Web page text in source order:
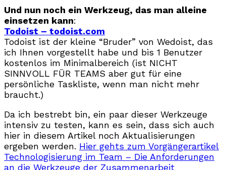
Und nun noch ein Werkzeug, das man alleine
einsetzen kann:
Todoist – todoist.com
Todoist ist der kleine “Bruder” von Wedoist, das
ich Ihnen vorgestellt habe und bis 1 Benutzer
kostenlos im Minimalbereich (ist NICHT
SINNVOLL FÜR TEAMS aber gut für eine
persönliche Taskliste, wenn man nicht mehr
braucht.)
Da ich bestrebt bin, ein paar dieser Werkzeuge
intensiv zu testen, kann es sein, dass sich auch
hier in diesem Artikel noch Aktualisierungen
ergeben werden. Hier gehts zum Vorgängerartikel
Technologisierung im Team – Die Anforderungen
an die Werkzeuge der Zusammenarbeit